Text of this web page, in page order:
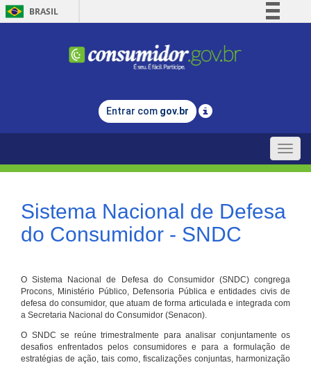
BRASIL
Comunica BR
Legislação
Entrar com gov.br
Toggle
Sistema Nacional de Defesa
do Consumidor - SNDC
O Sistema Nacional de Defesa do Consumidor (SNDC) congrega
Procons, Ministério Público, Defensoria Pública e entidades civis de
defesa do consumidor, que atuam de forma articulada e integrada com
a Secretaria Nacional do Consumidor (Senacon).
O SNDC se reúne trimestralmente para analisar conjuntamente os
desafios enfrentados pelos consumidores e para a formulação de
estratégias de ação, tais como, fiscalizações conjuntas, harmonização